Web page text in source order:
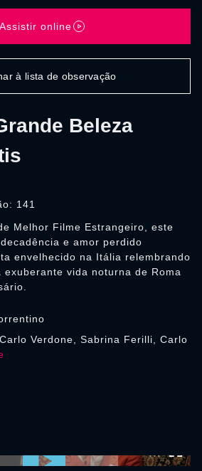
141
Beleza
Melhor Filme Estrangeiro, este
e amor perdido
envelhecido na Itália relembrando
exuberante vida noturna de Roma
Assistir online
à lista de observação
Verdone, Sabrina Ferilli, Carlo